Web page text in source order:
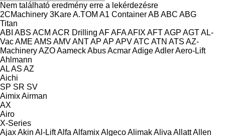
Nem található eredmény erre a lekérdezésre
2CMachinery 3KareA.TOM A1 ContainerAB ABC ABG
Titan
ABI ABS ACM ACR Drilling AFAFAAFIX AFTAGP AGTAL-
VacAME AMS AMVANTAP AP APVATC ATN ATS AZ-
MachineryAZOAameckAbusAcmarAdigeAdlerAero-Lift
Ahlmann
ALAS AZ
Aichi
SP SR SV
AimixAirman
AX
Airo
X-Series
AjaxAkin Al-LiftAlfa AlfamixAlgecoAlimakAliva AllattAllen